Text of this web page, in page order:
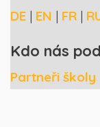
DE | EN | FR |
Kdo nás
Partneři školy